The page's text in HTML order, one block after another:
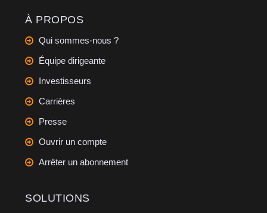
À PROPOS
Qui sommes-nous ?
Équipe dirigeante
Investisseurs
Carrières
Presse
Ouvrir un compte
Arrêter un abonnement
SOLUTIONS